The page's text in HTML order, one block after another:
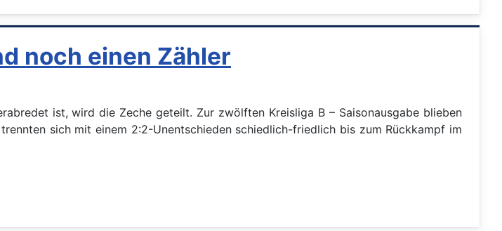
noch einen Zähler
ist, wird die Zeche geteilt. Zur zwölften Kreisliga B – Saisonausgabe blieben
sich mit einem 2:2-Unentschieden schiedlich-friedlich bis zum Rückkampf im